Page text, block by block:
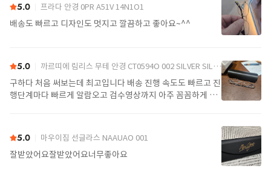
5.0 프라다 안경 0PR A51V 14N1O1
배송도 빠르고 디자인도 멋지고 깔끔하고 좋아요~^^
5.0 까르띠에 림리스 무테 안경 CT0594O 002 SILVER SILVER TRANSPARENT
구하다 처음 써보는데 최고입니다 배송 진행 속도도 빠르고 진
행단계마다 빠르게 알람오고 검수영상까지 아주 꼼꼼하게 찍
5.0 마우이짐 선글라스 NAAUAO 001
잘받았어요잘받았어요너무좋아요